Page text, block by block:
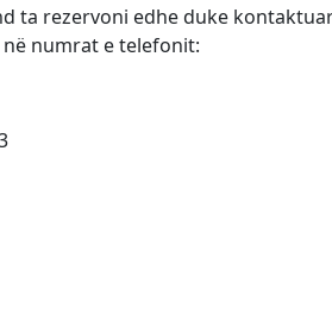
ta rezervoni edhe duke
në numrat e telefonit: